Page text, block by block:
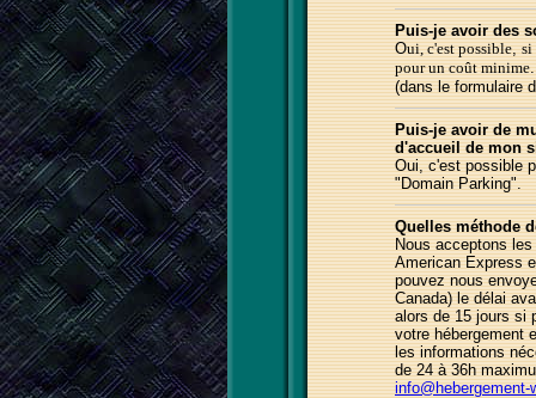
Puis-je avoir des
Oui, c'est possible,si
pour un coût minime
(dans le formulaire
Puis-je avoir de
d'accueil de mon
Oui, c'est possible
"Domain Parking".
Quelles méthode
Nous acceptons
American Express
pouvez nous
Canada) le délai
alors de 15 jours si
votre hébergement
les informations
de 24 à 36h
info@hebergement-